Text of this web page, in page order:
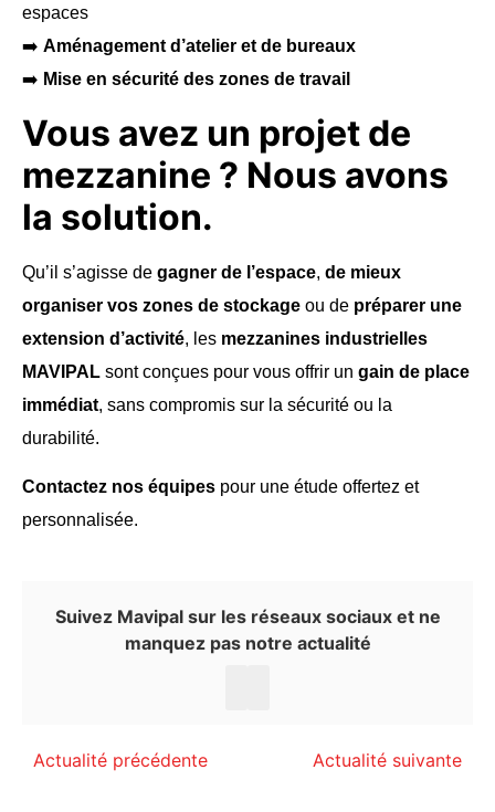
espaces
➡️ Aménagement d’atelier et de bureaux
➡️ Mise en sécurité des zones de travail
Vous avez un projet de
mezzanine ? Nous avons
la solution.
Qu’il s’agisse de gagner de l’espace, de mieux
organiser vos zones de stockage ou de préparer une
extension d’activité, les mezzanines industrielles
MAVIPAL sont conçues pour vous offrir un gain de place
immédiat, sans compromis sur la sécurité ou la
durabilité.
Contactez nos équipes pour une étude offertez et
personnalisée.
Suivez Mavipal sur les réseaux sociaux et ne
manquez pas notre actualité
Actualité précédente Actualité suivante